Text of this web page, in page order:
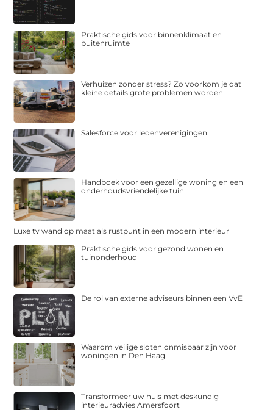
Praktische gids voor binnenklimaat en
buitenruimte
Verhuizen zonder stress? Zo voorkom je dat
kleine details grote problemen worden
Salesforce voor ledenverenigingen
Handboek voor een gezellige woning en een
onderhoudsvriendelijke tuin
Luxe tv wand op maat als rustpunt in een modern interieur
Praktische gids voor gezond wonen en
tuinonderhoud
De rol van externe adviseurs binnen een VvE
Waarom veilige sloten onmisbaar zijn voor
woningen in Den Haag
Transformeer uw huis met deskundig
interieuradvies Amersfoort